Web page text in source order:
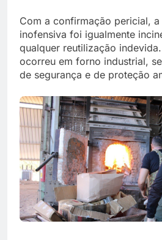
Com a confirmação pericial, a
inofensiva foi igualmente
qualquer reutilização
ocorreu em forno industrial,
de segurança e de proteção